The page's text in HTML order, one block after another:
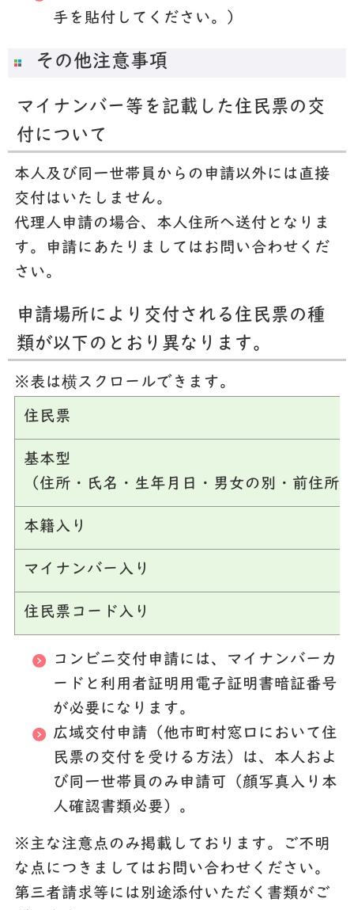
手を貼付してください。）
その他注意事項
マイナンバー等を記載した住民票の交
付について
本人及び同一世帯員からの申請以外には直接
交付はいたしません。
代理人申請の場合、本人住所へ送付となりま
す。申請にあたりましてはお問い合わせくだ
さい。
申請場所により交付される住民票の種
類が以下のとおり異なります。
※表は横スクロールできます。
住民票
基本型
（住所・氏名・生年月日・男女の別・前住所
本籍入り
マイナンバー入り
住民票コード入り
コンビニ交付申請には、マイナンバーカ
ードと利用者証明用電子証明書暗証番号
が必要になります。
広域交付申請（他市町村窓口において住
民票の交付を受ける方法）は、本人およ
び同一世帯員のみ申請可（顔写真入り本
人確認書類必要）。
※主な注意点のみ掲載しております。ご不明
な点につきましてはお問い合わせください。
第三者請求等には別途添付いただく書類がご